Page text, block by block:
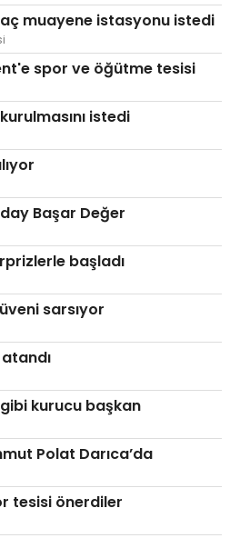
muayene istasyonu istedi
spor ve öğütme tesisi
istedi
Başar Değer
başladı
sarsıyor
kurucu başkan
Polat Darıca’da
tesisi önerdiler
Web TV Galeri Yazarlar
Hacı Halil Mahallesi, İsmetpaşa
(BİLKAR)Gebze - KOCAELİ